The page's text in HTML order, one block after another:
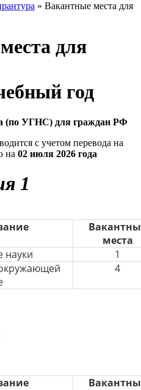
» Вакантные места для
для
год
(по УГНС) для граждан РФ
с учетом перевода на
на 02 июля 2026 года
1
места
науки
1
4